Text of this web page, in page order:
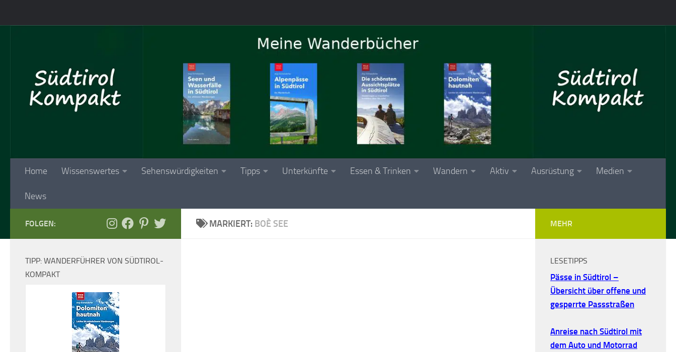
Home Wissenswertes Sehenswürdigkeiten Tipps Unterkünfte Essen & Trinken Wandern Aktiv Ausrüstung Medien
News
MARKIERT: BOÈ SEE
FOLGEN:
TIPP: WANDERFÜHRER VON SÜDTIROL-
KOMPAKT
MEHR
LESETIPPS
Pässe in Südtirol –
Übersicht über offene und
gesperrte Passstraßen
Anreise nach Südtirol mit
dem Auto und Motorrad